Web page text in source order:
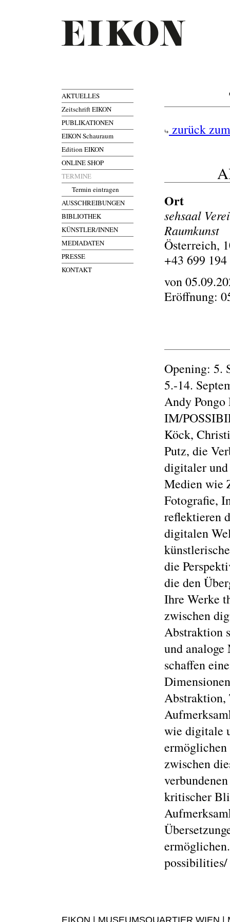
AKTUELLES
Zeitschrift EIKON
PUBLIKATIONEN
EIKON Schauraum
Edition EIKON
ONLINE SHOP
TERMINE
Termin eintragen
AUSSCHREIBUNGEN
BIBLIOTHEK
KÜNSTLER/INNEN
MEDIADATEN
PRESSE
KONTAKT
zurück
Ort
sehsaal
Raumkunst
Österreich,
+43 699
von
Eröffnung:
Opening: 5.
5.-14.
Andy
IM/
Köck,
Putz, die
digitaler
Medien wie
Fotografie,
reflektieren
digitalen
die
die den
Ihre Werke
zwischen
Abstraktion
und analoge
schaffen
Abstraktion,
wie digitale
ermöglichen
zwischen
kritischer
possibilities/
EIKON | MUSEUMSQUARTIER WIEN